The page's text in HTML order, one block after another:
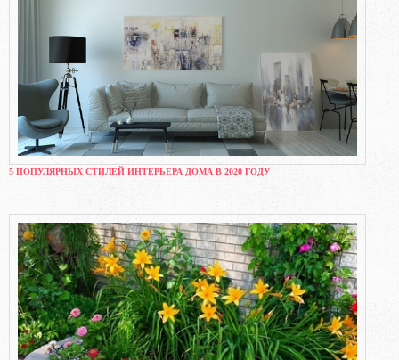
5 ПОПУЛЯРНЫХ СТИЛЕЙ ИНТЕРЬЕРА ДОМА В 2020 ГОДУ